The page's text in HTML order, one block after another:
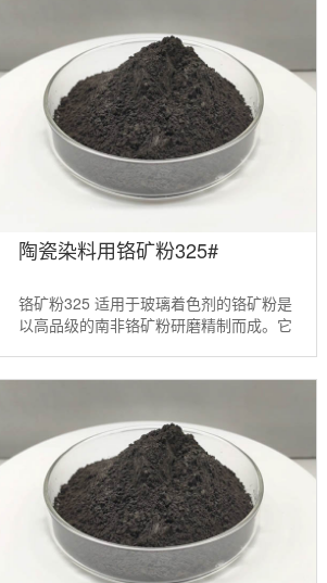
陶瓷染料用铬矿粉325#
铬矿粉325 适用于玻璃着色剂的铬矿粉是
以高品级的南非铬矿粉研磨精制而成。它